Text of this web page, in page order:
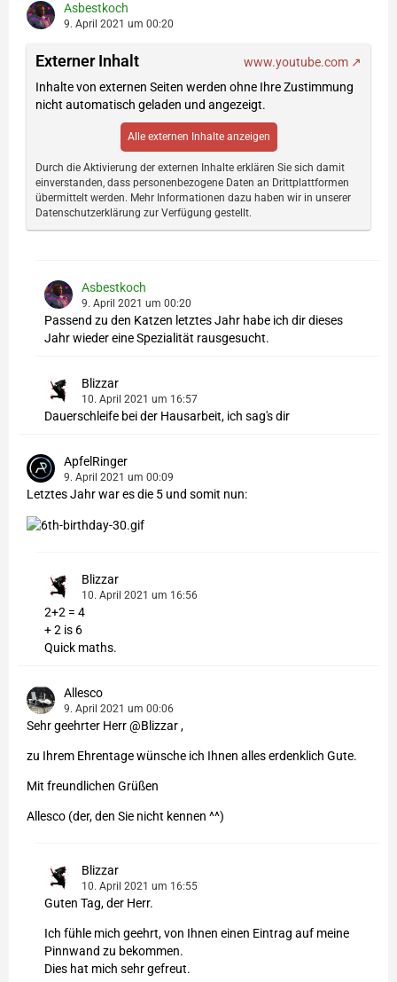
Asbestkoch
9. April 2021 um 00:20
Externer Inhalt
www.youtube.com
Inhalte von externen Seiten werden ohne Ihre Zustimmung
nicht automatisch geladen und angezeigt.
Alle externen Inhalte anzeigen
Durch die Aktivierung der externen Inhalte erklären Sie sich damit
einverstanden, dass personenbezogene Daten an Drittplattformen
übermittelt werden. Mehr Informationen dazu haben wir in unserer
Datenschutzerklärung zur Verfügung gestellt.
Asbestkoch
9. April 2021 um 00:20
Passend zu den Katzen letztes Jahr habe ich dir dieses
Jahr wieder eine Spezialität rausgesucht.
Blizzar
10. April 2021 um 16:57
Dauerschleife bei der Hausarbeit, ich sag's dir
ApfelRinger
9. April 2021 um 00:09
Letztes Jahr war es die 5 und somit nun:
Blizzar
10. April 2021 um 16:56
2+2 = 4
+ 2 is 6
Quick maths.
Allesco
9. April 2021 um 00:06
Sehr geehrter Herr @Blizzar ,
zu Ihrem Ehrentage wünsche ich Ihnen alles erdenklich Gute.
Mit freundlichen Grüßen
Allesco (der, den Sie nicht kennen ^^)
Blizzar
10. April 2021 um 16:55
Guten Tag, der Herr.
Ich fühle mich geehrt, von Ihnen einen Eintrag auf meine
Pinnwand zu bekommen.
Dies hat mich sehr gefreut.